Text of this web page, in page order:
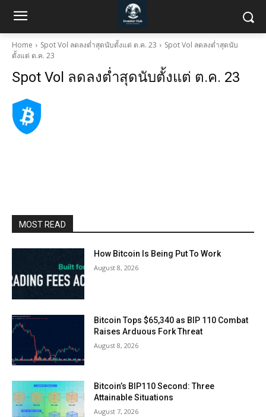
Home Spot Vol ลดลงต่ำสุดนับตั้งแต่ ต.ค. 23
Spot Vol ลดลงต่ำสุดนับ
ตั้งแต่ ต.ค. 23
Spot Vol ลดลงต่ำสุดนับตั้งแต่ ต.ค. 23
MOST READ
How Bitcoin Is Being Put To Work
August 8, 2026
Bitcoin Tops $65,340 as BIP 110 Combat
Raises Arduous Fork Threat
August 8, 2026
Bitcoin’s BIP110 Second: Three
Attainable Situations
August 7, 2026